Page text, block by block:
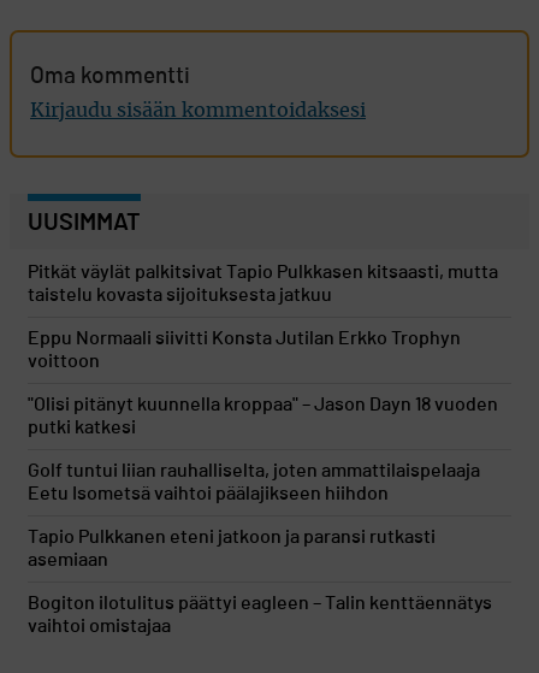
Oma kommentti
Kirjaudu sisään kommentoidaksesi
UUSIMMAT
Pitkät väylät palkitsivat Tapio Pulkkasen kitsaasti, mutta
taistelu kovasta sijoituksesta jatkuu
Eppu Normaali siivitti Konsta Jutilan Erkko Trophyn
voittoon
"Olisi pitänyt kuunnella kroppaa" – Jason Dayn 18 vuoden
putki katkesi
Golf tuntui liian rauhalliselta, joten ammattilaispelaaja
Eetu Isometsä vaihtoi päälajikseen hiihdon
Tapio Pulkkanen eteni jatkoon ja paransi rutkasti
asemiaan
Bogiton ilotulitus päättyi eagleen – Talin kenttäennätys
vaihtoi omistajaa